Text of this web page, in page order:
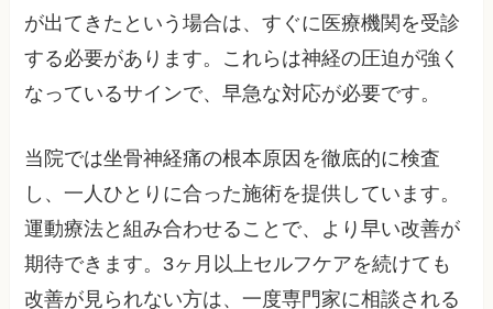
が出てきたという場合は、すぐに医療機関を受診
する必要があります。これらは神経の圧迫が強く
なっているサインで、早急な対応が必要です。
当院では坐骨神経痛の根本原因を徹底的に検査
し、一人ひとりに合った施術を提供しています。
運動療法と組み合わせることで、より早い改善が
期待できます。3ヶ月以上セルフケアを続けても
改善が見られない方は、一度専門家に相談される